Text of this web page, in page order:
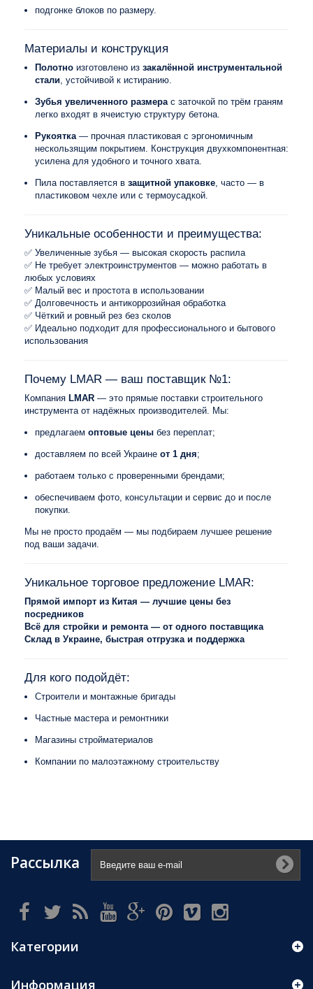
подгонке блоков по размеру.
Материалы и конструкция
Полотно изготовлено из закалённой инструментальной
стали, устойчивой к истиранию.
Зубья увеличенного размерас заточкой по трём граням
легко входят в ячеистую структуру бетона.
Рукоятка— прочная пластиковая с эргономичным
нескользящим покрытием. Конструкция двухкомпонентная:
усилена для удобного и точного хвата.
Пила поставляется в защитной упаковке, часто — в
пластиковом чехле или с термоусадкой.
Уникальные особенности и преимущества:
✅ Увеличенные зубья — высокая скорость распила
✅ Не требует электроинструментов — можно работать в
любых условиях
✅ Малый вес и простота в использовании
✅ Долговечность и антикоррозийная обработка
✅ Чёткий и ровный рез без сколов
✅ Идеально подходит для профессионального и бытового
использования
Почему LMAR — ваш поставщик №1:
Компания LMAR — это прямые поставки строительного
инструмента от надёжных производителей. Мы:
предлагаем оптовые цены без переплат;
доставляем по всей Украине от 1 дня;
работаем только с проверенными брендами;
обеспечиваем фото, консультации и сервис до и после
покупки.
Мы не просто продаём — мы подбираем лучшее решение
под ваши задачи.
Уникальное торговое предложение LMAR:
Прямой импорт из Китая — лучшие цены без
посредников
Всё для стройки и ремонта — от одного поставщика
Склад в Украине, быстрая отгрузка и поддержка
Для кого подойдёт:
Строители и монтажные бригады
Частные мастера и ремонтники
Магазины стройматериалов
Компании по малоэтажному строительству
Рассылка
Категории
Информация